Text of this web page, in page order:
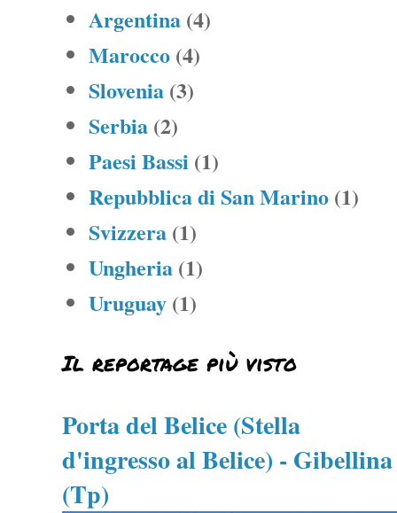
Argentina (4)
Marocco (4)
Slovenia (3)
Serbia (2)
Paesi Bassi (1)
Repubblica di San Marino (1)
Svizzera (1)
Ungheria (1)
Uruguay (1)
Il reportage più visto
Porta del Belice (Stella
d'ingresso al Belice) - Gibellina
(Tp)